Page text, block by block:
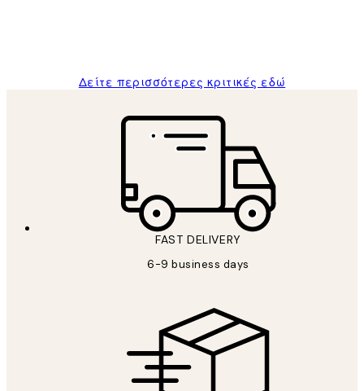
Δείτε περισσότερες κριτικές εδώ
FAST DELIVERY
6-9 business days